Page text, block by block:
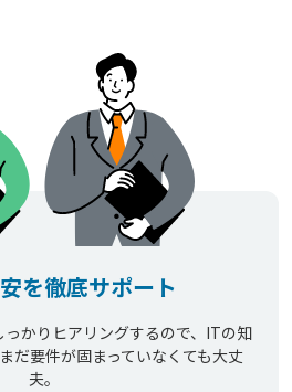
を徹底サポート
かりヒアリングするので、ITの知
だ要件が固まっていなくても大丈
夫。